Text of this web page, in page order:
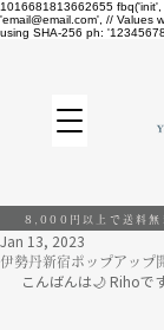
1016681813662655
'email@email.com', // Values
using SHA-256 ph:
8,000円以上で送料無
伊勢丹新宿ポップアップ
Jan 13, 2023
こんばんは🌙 Rihoで